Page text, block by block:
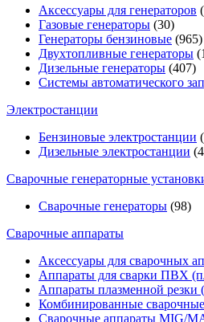
Аксессуары для генераторов
Газовые генераторы (30)
Генераторы бензиновые (965)
Двухтопливные генераторы
Дизельные генераторы (407)
Системы автоматического
Электростанции
Бензиновые электростанции
Дизельные электростанции
Сварочные генераторные
Сварочные генераторы (98)
Сварочные аппараты
Аксессуары для сварочных
Аппараты для сварки ПВХ
Аппараты плазменной резки
Комбинированные
Сварочные аппараты MIG/